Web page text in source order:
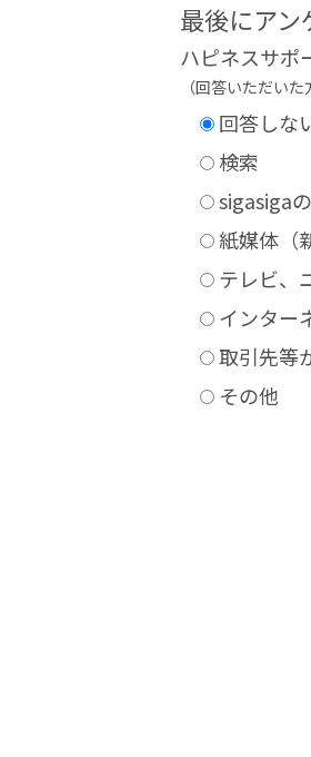
最後にアン
ハピネスサポ
（回答いただい
回答しな
検索
sigasiga
紙媒体（
テレビ、
インター
取引先等
その他